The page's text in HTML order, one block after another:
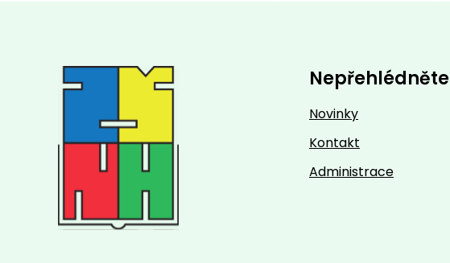
Nepřehlédněte
Novinky
Kontakt
Administrace